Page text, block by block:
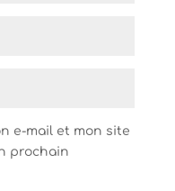
e-mail et mon site
prochain